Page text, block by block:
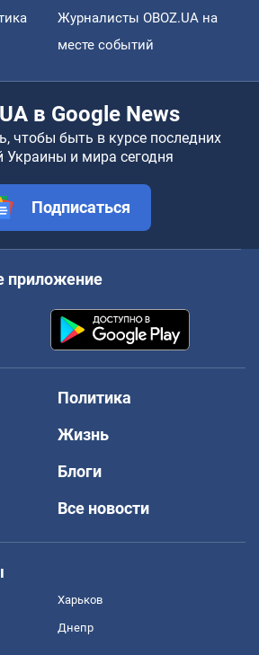
Журналисты OBOZ.UA на
месте событий
в Google News
чтобы быть в курсе последних
Украины и мира сегодня
Подписаться
приложение
Политика
Жизнь
Блоги
Все новости
Харьков
Днепр